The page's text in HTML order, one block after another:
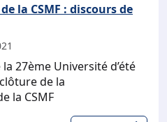
la CSMF : discours de
27ème Université d’été
de la
la CSMF